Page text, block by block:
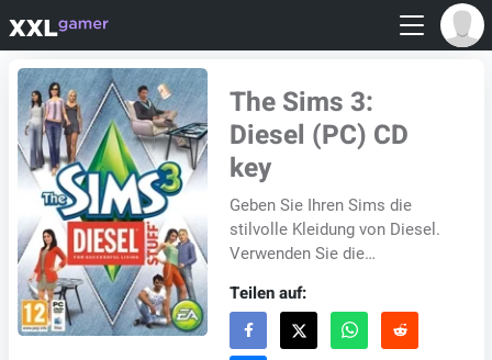
The Sims 3:
Diesel (PC) CD
key
Geben Sie Ihren Sims die
stilvolle Kleidung von Diesel.
Verwenden Sie die
Wohnaccessoires für ihre
Häuser und kleiden sie in der
neueste...
Teilen auf: